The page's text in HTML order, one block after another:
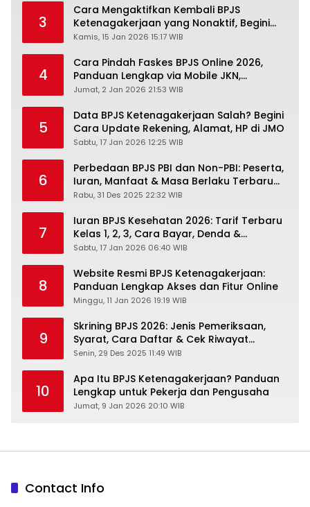
3
Cara Mengaktifkan Kembali BPJS
Ketenagakerjaan yang Nonaktif, Begini
Panduan Lengkapnya
Kamis, 15 Jan 2026 15:17 WIB
4
Cara Pindah Faskes BPJS Online 2026,
Panduan Lengkap via Mobile JKN,
PANDAWA & Offiline Kantor Cabang
Jumat, 2 Jan 2026 21:53 WIB
5
Data BPJS Ketenagakerjaan Salah? Begini
Cara Update Rekening, Alamat, HP di JMO
Sabtu, 17 Jan 2026 12:25 WIB
6
Perbedaan BPJS PBI dan Non-PBI: Peserta,
Iuran, Manfaat & Masa Berlaku Terbaru
2026
Rabu, 31 Des 2025 22:32 WIB
7
Iuran BPJS Kesehatan 2026: Tarif Terbaru
Kelas 1, 2, 3, Cara Bayar, Denda &
Panduan Lengkap Peserta JKN-KIS
Sabtu, 17 Jan 2026 06:40 WIB
8
Website Resmi BPJS Ketenagakerjaan:
Panduan Lengkap Akses dan Fitur Online
Minggu, 11 Jan 2026 19:19 WIB
9
Skrining BPJS 2026: Jenis Pemeriksaan,
Syarat, Cara Daftar & Cek Riwayat
Kesehatan Gratis
Senin, 29 Des 2025 11:49 WIB
10
Apa Itu BPJS Ketenagakerjaan? Panduan
Lengkap untuk Pekerja dan Pengusaha
Jumat, 9 Jan 2026 20:10 WIB
Contact Info